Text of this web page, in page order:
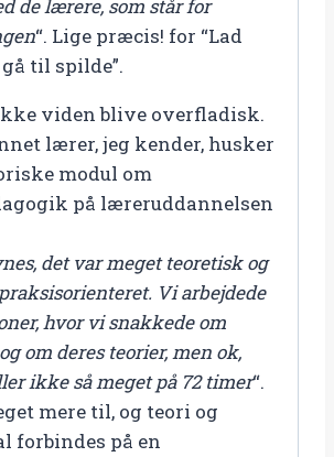
de lærere, som står for
“. Lige præcis! for “Lad
til spilde”.
viden blive overfladisk.
lærer, jeg kender, husker
modul om
på læreruddannelsen
det var meget teoretisk og
Vi arbejdede
hvor vi snakkede om
om deres teorier, men ok,
ikke så meget på 72 timer“.
mere til, og teori og
forbindes på en